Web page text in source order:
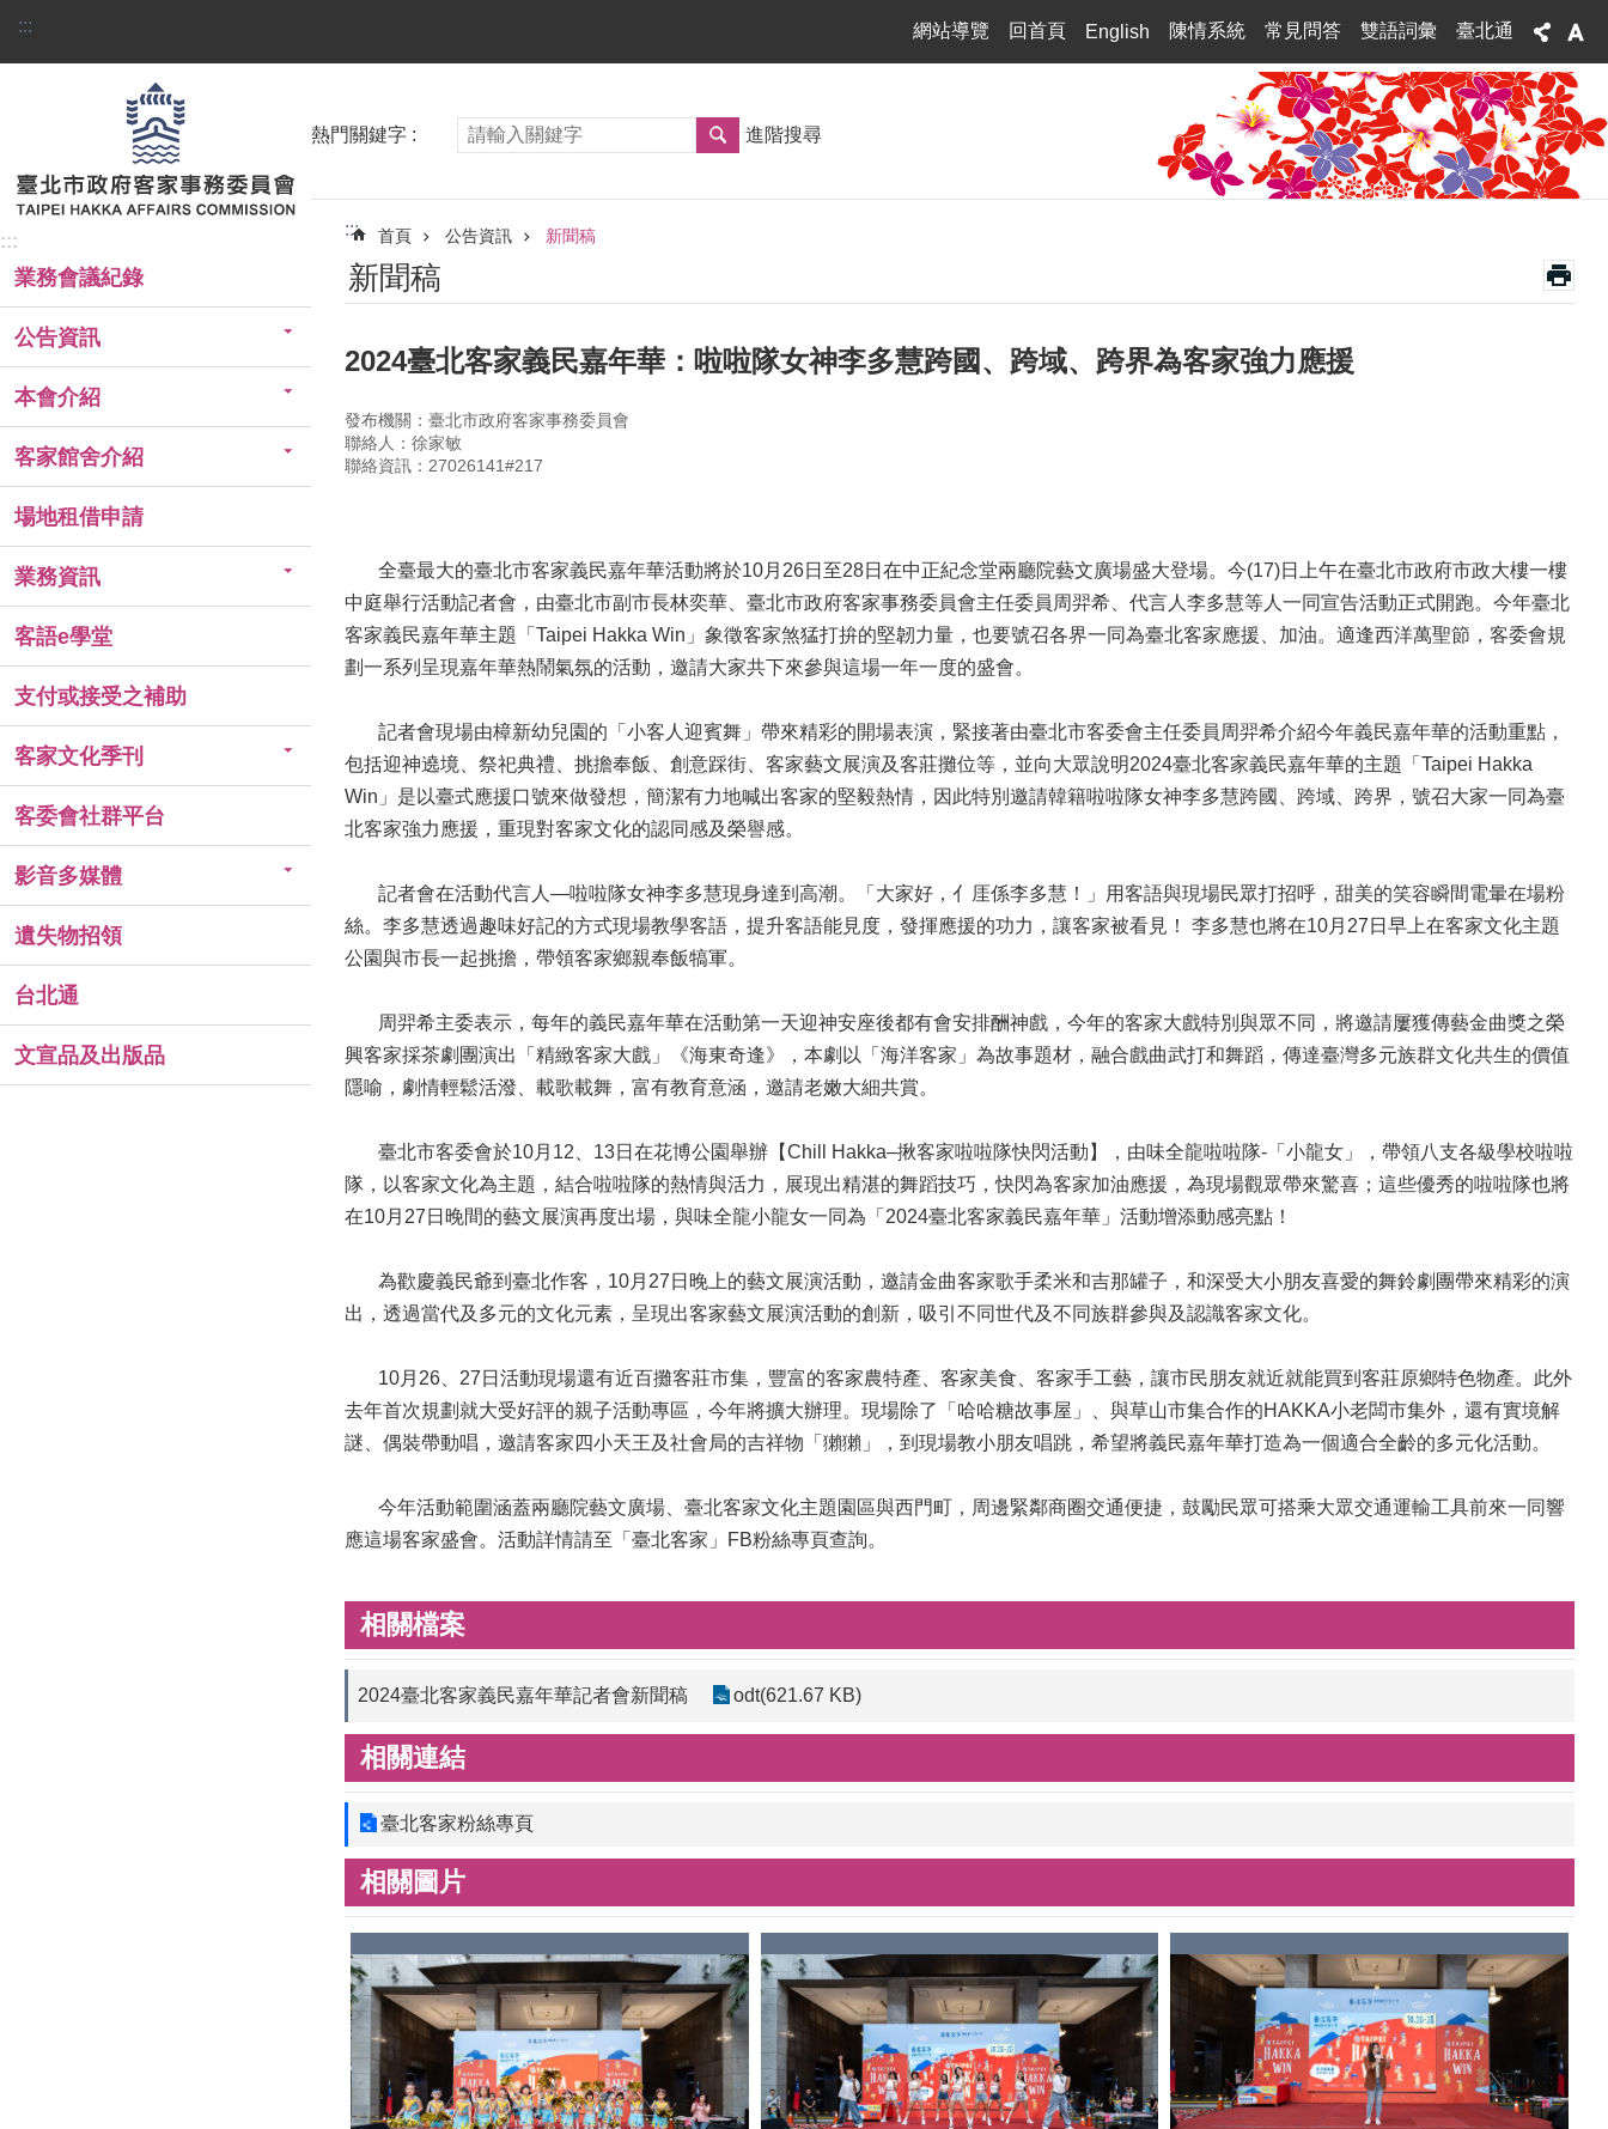
跳到主要內容區塊
::: 網站導覽 回首頁 English 陳情系統 常見問答 雙語詞彙 臺北通
:::
業務會議紀錄
公告資訊
本會介紹
客家館舍介紹
場地租借申請
業務資訊
客語e學堂
支付或接受之補助
客家文化季刊
客委會社群平台
影音多媒體
遺失物招領
台北通
文宣品及出版品
熱門關鍵字 進階搜尋
::: 首頁 公告資訊 新聞稿
新聞稿
2024臺北客家義民嘉年華：啦啦隊女神李多慧跨國、跨域、跨界為客家強力應援
發布機關：臺北市政府客家事務委員會
聯絡人：徐家敏
聯絡資訊：27026141#217
全臺最大的臺北市客家義民嘉年華活動將於10月26日至28日在中正紀念堂兩廳院藝文廣場盛大登場。今(17)日上午在臺北市政府市政大樓一樓
中庭舉行活動記者會，由臺北市副市長林奕華、臺北市政府客家事務委員會主任委員周羿希、代言人李多慧等人一同宣告活動正式開跑。今年臺北
客家義民嘉年華主題「Taipei Hakka Win」象徵客家煞猛打拚的堅韌力量，也要號召各界一同為臺北客家應援、加油。適逢西洋萬聖節，客委會規
劃一系列呈現嘉年華熱鬧氣氛的活動，邀請大家共下來參與這場一年一度的盛會。
記者會現場由樟新幼兒園的「小客人迎賓舞」帶來精彩的開場表演，緊接著由臺北市客委會主任委員周羿希介紹今年義民嘉年華的活動重點，
包括迎神遶境、祭祀典禮、挑擔奉飯、創意踩街、客家藝文展演及客莊攤位等，並向大眾說明2024臺北客家義民嘉年華的主題「Taipei Hakka
Win」是以臺式應援口號來做發想，簡潔有力地喊出客家的堅毅熱情，因此特別邀請韓籍啦啦隊女神李多慧跨國、跨域、跨界，號召大家一同為臺
北客家強力應援，重現對客家文化的認同感及榮譽感。
記者會在活動代言人—啦啦隊女神李多慧現身達到高潮。「大家好，亻厓係李多慧！」用客語與現場民眾打招呼，甜美的笑容瞬間電暈在場粉
絲。李多慧透過趣味好記的方式現場教學客語，提升客語能見度，發揮應援的功力，讓客家被看見！ 李多慧也將在10月27日早上在客家文化主題
公園與市長一起挑擔，帶領客家鄉親奉飯犒軍。
周羿希主委表示，每年的義民嘉年華在活動第一天迎神安座後都有會安排酬神戲，今年的客家大戲特別與眾不同，將邀請屢獲傳藝金曲獎之榮
興客家採茶劇團演出「精緻客家大戲」《海東奇逢》，本劇以「海洋客家」為故事題材，融合戲曲武打和舞蹈，傳達臺灣多元族群文化共生的價值
隱喻，劇情輕鬆活潑、載歌載舞，富有教育意涵，邀請老嫩大細共賞。
臺北市客委會於10月12、13日在花博公園舉辦【Chill Hakka–揪客家啦啦隊快閃活動】，由味全龍啦啦隊-「小龍女」，帶領八支各級學校啦啦
隊，以客家文化為主題，結合啦啦隊的熱情與活力，展現出精湛的舞蹈技巧，快閃為客家加油應援，為現場觀眾帶來驚喜；這些優秀的啦啦隊也將
在10月27日晚間的藝文展演再度出場，與味全龍小龍女一同為「2024臺北客家義民嘉年華」活動增添動感亮點！
為歡慶義民爺到臺北作客，10月27日晚上的藝文展演活動，邀請金曲客家歌手柔米和吉那罐子，和深受大小朋友喜愛的舞鈴劇團帶來精彩的演
出，透過當代及多元的文化元素，呈現出客家藝文展演活動的創新，吸引不同世代及不同族群參與及認識客家文化。
10月26、27日活動現場還有近百攤客莊市集，豐富的客家農特產、客家美食、客家手工藝，讓市民朋友就近就能買到客莊原鄉特色物產。此外
去年首次規劃就大受好評的親子活動專區，今年將擴大辦理。現場除了「哈哈糖故事屋」、與草山市集合作的HAKKA小老闆市集外，還有實境解
謎、偶裝帶動唱，邀請客家四小天王及社會局的吉祥物「獺獺」，到現場教小朋友唱跳，希望將義民嘉年華打造為一個適合全齡的多元化活動。
今年活動範圍涵蓋兩廳院藝文廣場、臺北客家文化主題園區與西門町，周邊緊鄰商圈交通便捷，鼓勵民眾可搭乘大眾交通運輸工具前來一同響
應這場客家盛會。活動詳情請至「臺北客家」FB粉絲專頁查詢。
相關檔案
2024臺北客家義民嘉年華記者會新聞稿 odt(621.67 KB)
相關連結
臺北客家粉絲專頁
相關圖片